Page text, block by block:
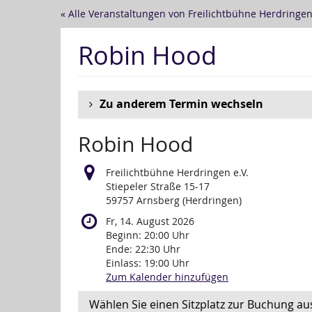
« Alle Veranstaltungen von Freilichtbühne Herdringen
Robin Hood
Zu anderem Termin wechseln
Robin Hood
Freilichtbühne Herdringen e.V.
Stiepeler Straße 15-17
59757 Arnsberg (Herdringen)
Fr, 14. August 2026
Beginn: 20:00 Uhr
Ende: 22:30 Uhr
Einlass: 19:00 Uhr
Zum Kalender hinzufügen
Wählen Sie einen Sitzplatz zur Buchung